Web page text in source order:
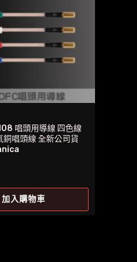
唱頭用導線 四色線
唱頭線 全新公司貨
加入購物車